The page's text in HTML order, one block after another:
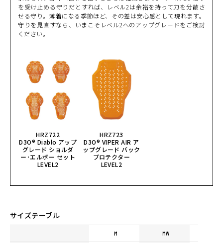
を受け止める守りだとすれば、レベル2は余裕を持って力を分散さ
せる守り。薄着になる季節ほど、その差は安心感として現れます。
守りを見直すなら、いまこそレベル2へのアップグレードをご検討
ください。
HRZ722
D3O® Diablo アップ
グレード ショルダ
ー･エルボー セット
LEVEL2
HRZ723
D3O® VIPER AIR ア
ップグレード バック
プロテクター
LEVEL2
サイズテーブル
M MW